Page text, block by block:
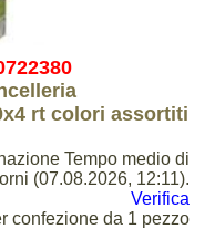
rt colori assortiti
Tempo medio di
(07.08.2026, 12:11).
Verifica
confezione da 1 pezzo